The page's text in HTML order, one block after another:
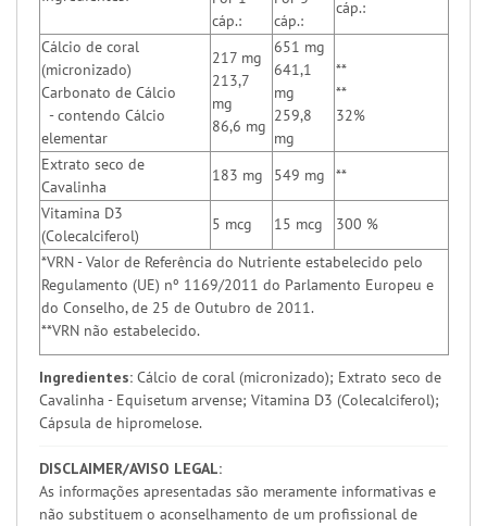
cáp.:
cáp.:
cáp.:
Cálcio de coral
(micronizado)
Carbonato de Cálcio
- contendo Cálcio
elementar
217 mg
213,7
mg
86,6 mg
651 mg
641,1
mg
259,8
mg
**
**
32%
Extrato seco de
Cavalinha
183 mg 549 mg
**
Vitamina D3
(Colecalciferol)
5 mcg 15 mcg
300 %
*VRN - Valor de Referência do Nutriente estabelecido pelo
Regulamento (UE) nº 1169/2011 do Parlamento Europeu e
do Conselho, de 25 de Outubro de 2011.
**VRN não estabelecido.
Ingredientes: Cálcio de coral (micronizado); Extrato seco de
Cavalinha - Equisetum arvense; Vitamina D3 (Colecalciferol);
Cápsula de hipromelose.
DISCLAIMER/AVISO LEGAL:
As informações apresentadas são meramente informativas e
não substituem o aconselhamento de um profissional de